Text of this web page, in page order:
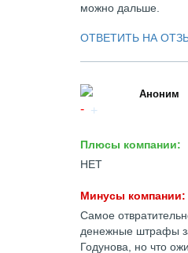
можно дальше.
ОТВЕТИТЬ НА
Аноним
Плюсы компании:
НЕТ
Минусы компании:
Самое
денежные штрафы
Годунова, но что